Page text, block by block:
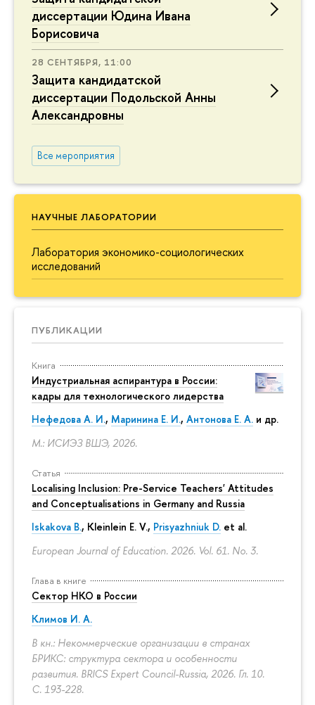
диссертации Юдина Ивана
Борисовича
28 СЕНТЯБРЯ, 11:00
Защита кандидатской
диссертации Подольской Анны
Александровны
Все мероприятия
НАУЧНЫЕ ЛАБОРАТОРИИ
Лаборатория экономико-социологических
исследований
ПУБЛИКАЦИИ
Книга
Индустриальная аспирантура в России:
кадры для технологического лидерства
Нефедова А. И., Маринина Е. И., Антонова Е. А. и др.
М.: ИСИЭЗ ВШЭ, 2026.
Статья
Localising Inclusion: Pre-Service Teachers' Attitudes
and Conceptualisations in Germany and Russia
Iskakova B., Kleinlein E. V., Prisyazhniuk D. et al.
European Journal of Education. 2026. Vol. 61. No. 3.
Глава в книге
Сектор НКО в России
Климов И. А.
В кн.: Некоммерческие организации в странах
БРИКС: структура сектора и особенности
развития. BRICS Expert Council-Russia, 2026. Гл. 10.
С. 193-228.